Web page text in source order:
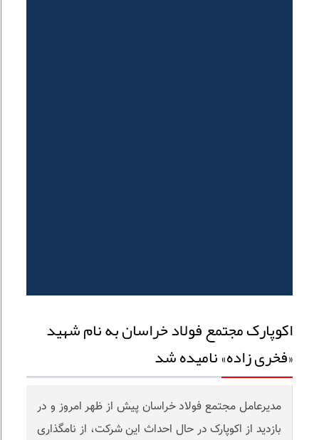
اکوپارک مجتمع فولاد خراسان به نام شهید
«فخری زاده» نامیده شد
مدیرعامل مجتمع فولاد خراسان پیش از ظهر امروز و در
بازدید از اکوپارک در حال احداث این شرکت، از نامگذاری